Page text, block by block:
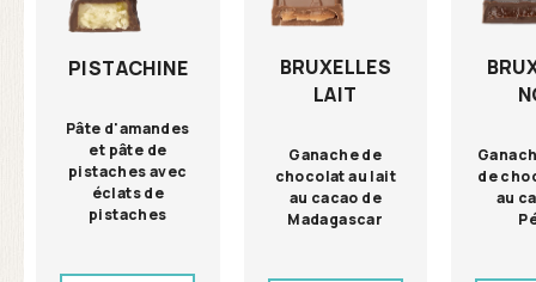
PISTACHINE
Pâte d'amandes
et pâte de
pistaches avec
éclats de
pistaches
BRUXELLES
LAIT
Ganache de
chocolat au lait
au cacao de
Madagascar
de
au